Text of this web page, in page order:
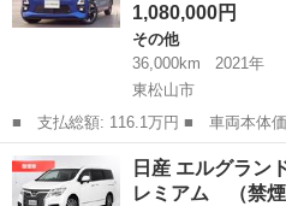
1,080,000円
その他
36,000km
2021年
東松山市
■ 支払総額: 116.1万円 ■ 車両本体価格： 1,080,000 円 ■ メーカ
ー名： 日産 ■ 車種名： ルーク
イウェイスターＸ メモリーナビ ア
ラマモニ...
埼玉 東松山市 その他
日産 エルグラン
レミアム （禁